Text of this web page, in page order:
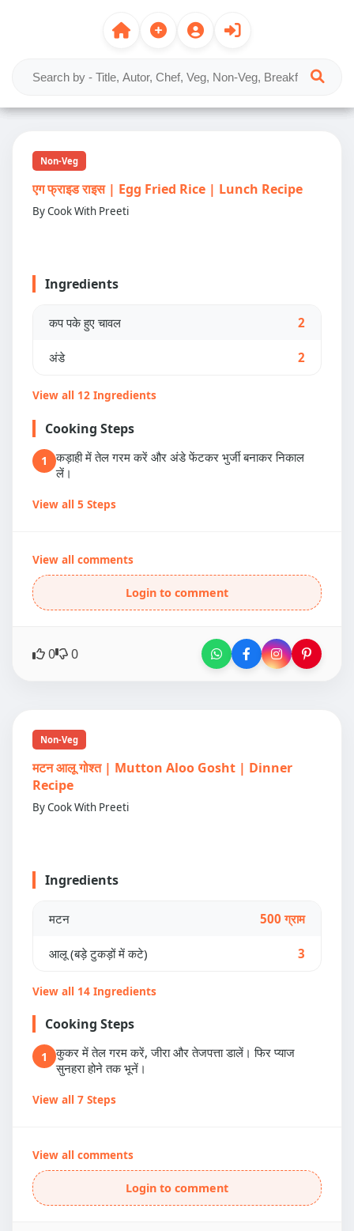
Non-Veg
एग फ्राइड राइस | Egg Fried Rice | Lunch Recipe
By Cook With Preeti
Ingredients
कप पके हुए चावल 2
अंडे 2
View all 12 Ingredients
Cooking Steps
1
कड़ाही में तेल गरम करें और अंडे फेंटकर भुर्जी बनाकर निकाल
लें।
View all 5 Steps
View all comments
Login to comment
0 0
Non-Veg
मटन आलू गोश्त | Mutton Aloo Gosht | Dinner
Recipe
By Cook With Preeti
Ingredients
मटन 500 ग्राम
आलू (बड़े टुकड़ों में कटे) 3
View all 14 Ingredients
Cooking Steps
1
कुकर में तेल गरम करें, जीरा और तेजपत्ता डालें। फिर प्याज
सुनहरा होने तक भूनें।
View all 7 Steps
View all comments
Login to comment